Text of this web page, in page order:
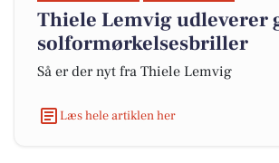
Thiele Lemvig udleverer
solformørkelsesbriller
Så er der nyt fra Thiele Lemvig
Læs hele artiklen her